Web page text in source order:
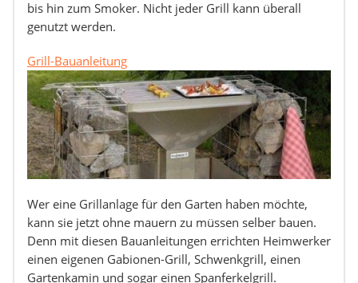
bis hin zum Smoker. Nicht jeder Grill kann überall
genutzt werden.
Grill-Bauanleitung
Wer eine Grillanlage für den Garten haben möchte,
kann sie jetzt ohne mauern zu müssen selber bauen.
Denn mit diesen Bauanleitungen errichten Heimwerker
einen eigenen Gabionen-Grill, Schwenkgrill, einen
Gartenkamin und sogar einen Spanferkelgrill.